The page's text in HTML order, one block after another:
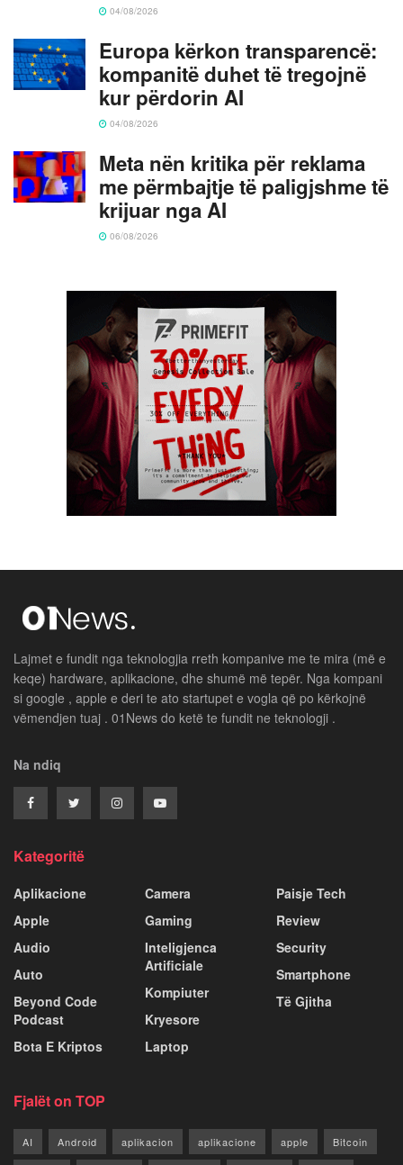
04/08/2026
Europa kërkon transparencë:
kompanitë duhet të tregojnë
kur përdorin AI
04/08/2026
Meta nën kritika për reklama
me përmbajtje të paligjshme të
krijuar nga AI
06/08/2026
Lajmet e fundit nga teknologjia rreth kompanive me te mira (më e
keqe) hardware, aplikacione, dhe shumë më tepër. Nga kompani
si google , apple e deri te ato startupet e vogla që po kërkojnë
vëmendjen tuaj . 01News do ketë te fundit ne teknologji .
Na ndiq
Kategoritë
Aplikacione
Apple
Audio
Auto
Beyond Code
Podcast
Bota E Kriptos
Camera
Gaming
Inteligjenca
Artificiale
Kompiuter
Kryesore
Laptop
Paisje Tech
Review
Security
Smartphone
Të Gjitha
Fjalët on TOP
AI Android aplikacion aplikacione apple Bitcoin